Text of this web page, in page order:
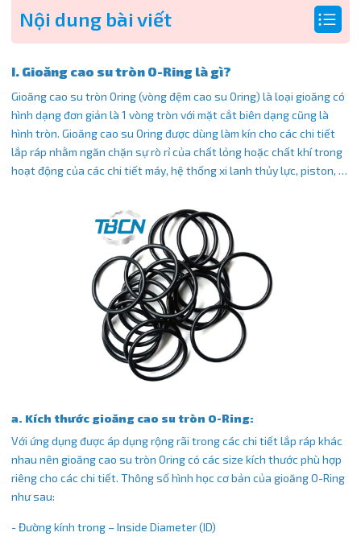
Nội dung bài viết
I. Gioăng cao su tròn O-Ring là gì?
Gioăng cao su tròn Oring (vòng đệm cao su Oring) là loại gioăng có
hình dạng đơn giản là 1 vòng tròn với mặt cắt biên dạng cũng là
hình tròn. Gioăng cao su Oring được dùng làm kín cho các chi tiết
lắp ráp nhằm ngăn chặn sự rò rỉ của chất lỏng hoặc chất khí trong
hoạt động của các chi tiết máy, hệ thống xi lanh thủy lực, piston, …
a. Kích thước gioăng cao su tròn O-Ring:
Với ứng dụng được áp dụng rộng rãi trong các chi tiết lắp ráp khác
nhau nên gioăng cao su tròn Oring có các size kích thước phù hợp
riêng cho các chi tiết. Thông số hình học cơ bản của gioăng O-Ring
như sau:
- Đường kính trong – Inside Diameter (ID)